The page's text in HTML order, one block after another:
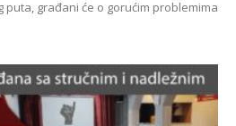
puta, građani će o gorućim problemima